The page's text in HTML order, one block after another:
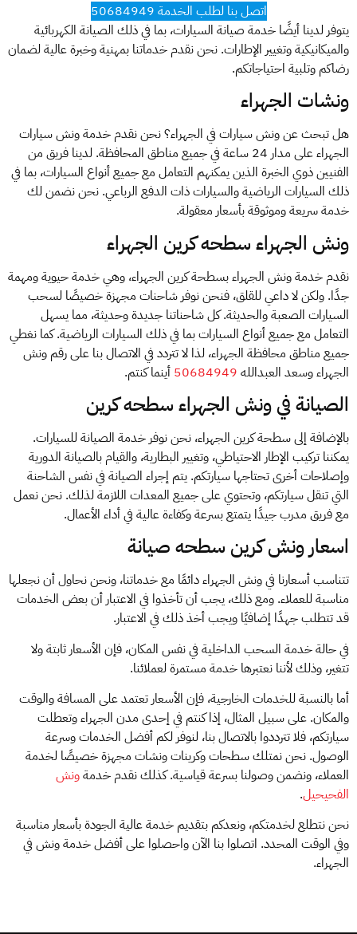
اتصل بنا لطلب الخدمة 50684949
يتوفر لدينا أيضًا خدمة صيانة السيارات، بما في ذلك الصيانة الكهربائية
والميكانيكية وتغيير الإطارات. نحن نقدم خدماتنا بمهنية وخبرة عالية لضمان
رضاكم وتلبية احتياجاتكم.
ونشات الجهراء
هل تبحث عن ونش سيارات في الجهراء؟ نحن نقدم خدمة ونش سيارات
الجهراء على مدار 24 ساعة في جميع مناطق المحافظة. لدينا فريق من
الفنيين ذوي الخبرة الذين يمكنهم التعامل مع جميع أنواع السيارات، بما في
ذلك السيارات الرياضية والسيارات ذات الدفع الرباعي. نحن نضمن لك
خدمة سريعة وموثوقة بأسعار معقولة.
ونش الجهراء سطحه كرين الجهراء
نقدم خدمة ونش الجهراء بسطحة كرين الجهراء، وهي خدمة حيوية ومهمة
جدًا. ولكن لا داعي للقلق، فنحن نوفر شاحنات مجهزة خصيصًا لسحب
السيارات الصعبة والحديثة. كل شاحناتنا جديدة وحديثة، مما يسهل
التعامل مع جميع أنواع السيارات بما في ذلك السيارات الرياضية. كما نغطي
جميع مناطق محافظة الجهراء، لذا لا تتردد في الاتصال بنا على رقم ونش
الجهراء وسعد العبدالله 50684949 أينما كنتم.
الصيانة في ونش الجهراء سطحه كرين
بالإضافة إلى سطحة كرين الجهراء، نحن نوفر خدمة الصيانة للسيارات.
يمكننا تركيب الإطار الاحتياطي، وتغيير البطارية، والقيام بالصيانة الدورية
وإصلاحات أخرى تحتاجها سيارتكم. يتم إجراء الصيانة في نفس الشاحنة
التي تنقل سيارتكم، وتحتوي على جميع المعدات اللازمة لذلك. نحن نعمل
مع فريق مدرب جيدًا يتمتع بسرعة وكفاءة عالية في أداء الأعمال.
اسعار ونش كرين سطحه صيانة
تتناسب أسعارنا في ونش الجهراء دائمًا مع خدماتنا، ونحن نحاول أن نجعلها
مناسبة للعملاء. ومع ذلك، يجب أن تأخذوا في الاعتبار أن بعض الخدمات
قد تتطلب جهدًا إضافيًا ويجب أخذ ذلك في الاعتبار.
في حالة خدمة السحب الداخلية في نفس المكان، فإن الأسعار ثابتة ولا
تتغير، وذلك لأننا نعتبرها خدمة مستمرة لعملائنا.
أما بالنسبة للخدمات الخارجية، فإن الأسعار تعتمد على المسافة والوقت
والمكان. على سبيل المثال، إذا كنتم في إحدى مدن الجهراء وتعطلت
سيارتكم، فلا تترددوا بالاتصال بنا، لنوفر لكم أفضل الخدمات وسرعة
الوصول. نحن نمتلك سطحات وكرينات ونشات مجهزة خصيصًا لخدمة
العملاء، ونضمن وصولنا بسرعة قياسية. كذلك نقدم خدمةونش
الفحيحيل.
نحن نتطلع لخدمتكم، ونعدكم بتقديم خدمة عالية الجودة بأسعار مناسبة
وفي الوقت المحدد. اتصلوا بنا الآن واحصلوا على أفضل خدمة ونش في
الجهراء.